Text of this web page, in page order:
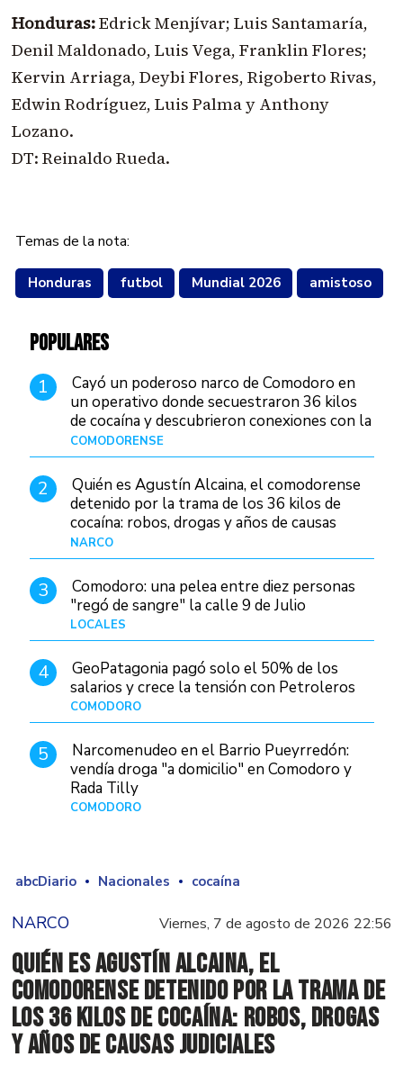
Honduras:Edrick Menjívar; Luis Santamaría,
Denil Maldonado, Luis Vega, Franklin Flores;
Kervin Arriaga, Deybi Flores, Rigoberto Rivas,
Edwin Rodríguez, Luis Palma y Anthony
Lozano.
DT: Reinaldo Rueda.
Temas de la nota:
Honduras futbol Mundial 2026 amistoso
POPULARES
1
Cayó un poderoso narco de Comodoro en
un operativo donde secuestraron 36 kilos
de cocaína y descubrieron conexiones con la
Patagonia
COMODORENSE
2
Quién es Agustín Alcaina, el comodorense
detenido por la trama de los 36 kilos de
cocaína: robos, drogas y años de causas
judiciales
NARCO
3
Comodoro: una pelea entre diez personas
"regó de sangre" la calle 9 de Julio
LOCALES
4
GeoPatagonia pagó solo el 50% de los
salarios y crece la tensión con Petroleros
COMODORO
5
Narcomenudeo en el Barrio Pueyrredón:
vendía droga "a domicilio" en Comodoro y
Rada Tilly
COMODORO
abcDiario Nacionales cocaína
NARCO Viernes, 7 de agosto de 2026 22:56
Quién es Agustín Alcaina, el
comodorense detenido por la trama de
los 36 kilos de cocaína: robos, drogas
y años de causas judiciales